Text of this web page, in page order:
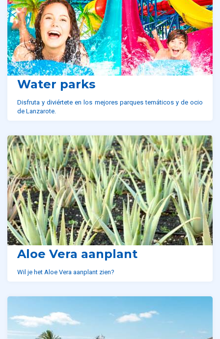
Water parks
Disfruta y diviértete en los mejores parques temáticos y de ocio
de Lanzarote.
Aloe Vera aanplant
Wil je het Aloe Vera aanplant zien?